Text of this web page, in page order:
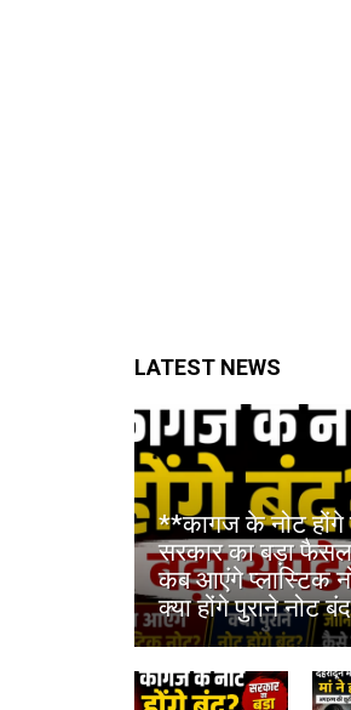
LATEST NEWS
**कागज के नोट होंगे
सरकार का बड़ा
कब आएंगे प्लास्टिक
क्या होंगे पुराने नोट बंद